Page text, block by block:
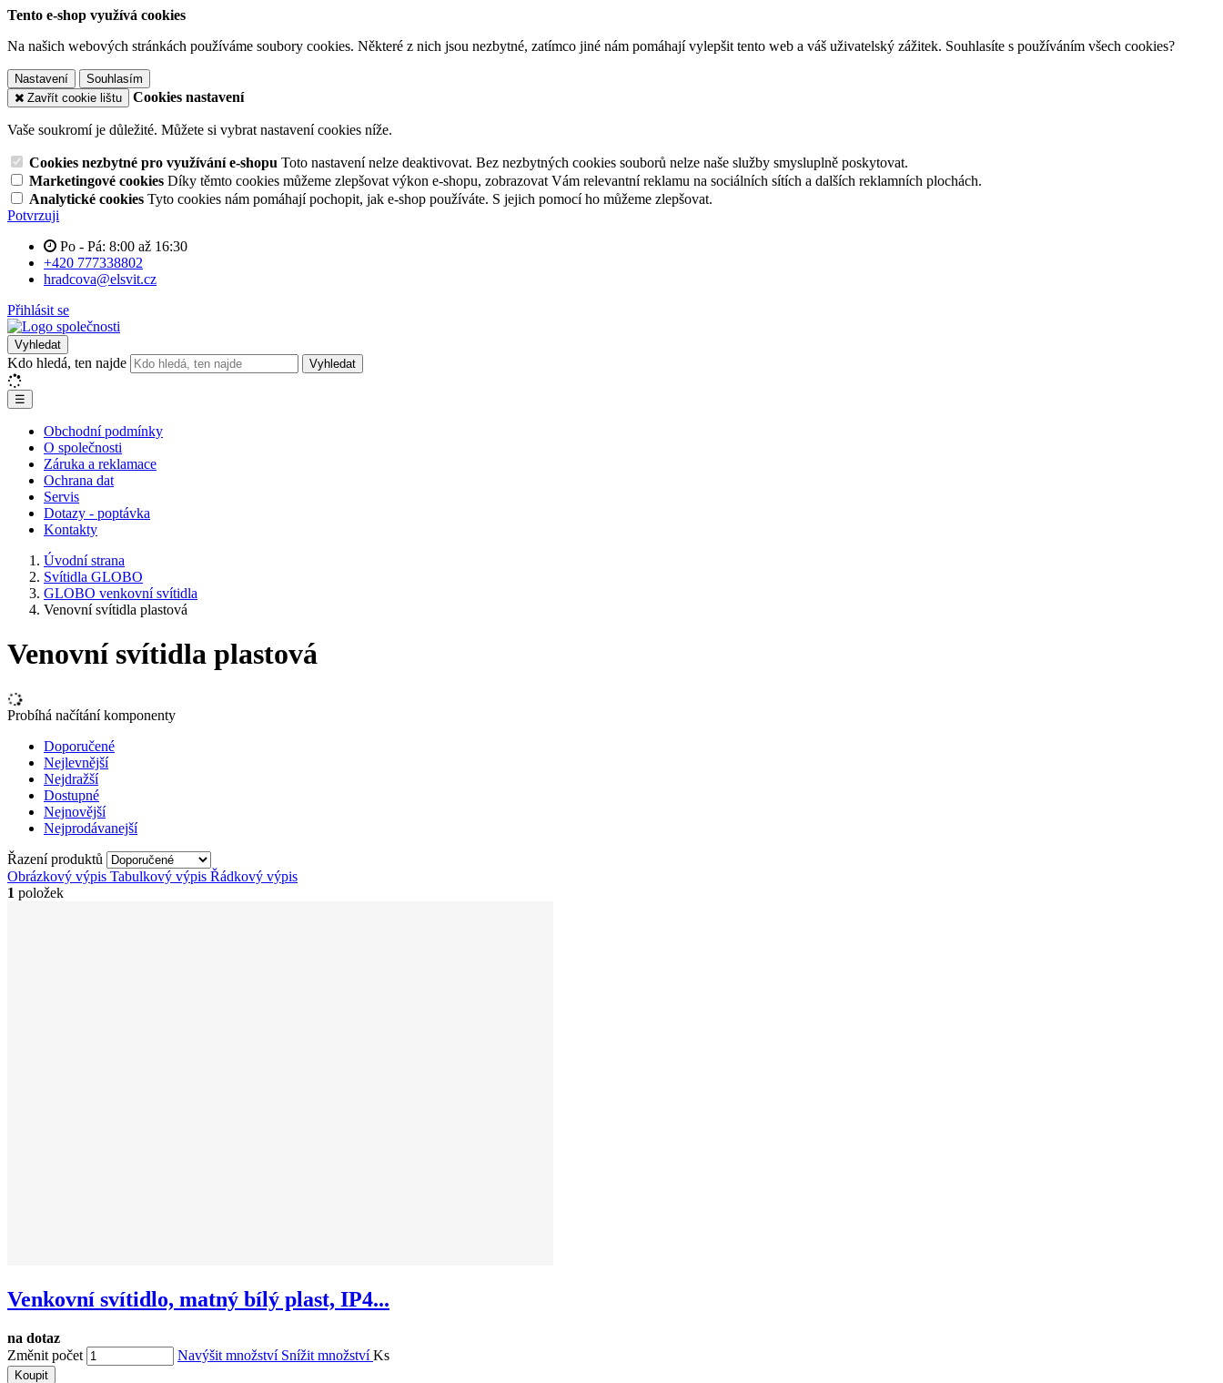
Tento e-shop využívá cookies
Na našich webových stránkách používáme soubory cookies. Některé z nich jsou nezbytné, zatímco jiné nám pomáhají vylepšit tento web a váš uživatelský zážitek. Souhlasíte s používáním všech cookies?
Nastavení
Souhlasím
Zavřít cookie lištu
Cookies nastavení
Vaše soukromí je důležité. Můžete si vybrat nastavení cookies níže.
Cookies nezbytné pro využívání e-shopu Toto nastavení nelze deaktivovat. Bez nezbytných cookies souborů nelze naše služby smysluplně poskytovat.
Marketingové cookies Díky těmto cookies můžeme zlepšovat výkon e-shopu, zobrazovat Vám relevantní reklamu na sociálních sítích a dalších reklamních plochách.
Analytické cookies Tyto cookies nám pomáhají pochopit, jak e-shop používáte. S jejich pomocí ho můžeme zlepšovat.
Potvrzuji
Po - Pá: 8:00 až 16:30
+420 777338802
hradcova@elsvit.cz
Přihlásit se
Vyhledat
Kdo hledá, ten najde Vyhledat
☰
Obchodní podmínky
O společnosti
Záruka a reklamace
Ochrana dat
Servis
Dotazy - poptávka
Kontakty
Úvodní strana
Svítidla GLOBO
GLOBO venkovní svítidla
Venovní svítidla plastová
Venovní svítidla plastová
Probíhá načítání komponenty
Doporučené
Nejlevnější
Nejdražší
Dostupné
Nejnovější
Nejprodávanejší
Řazení produktů
Obrázkový výpis Tabulkový výpis Řádkový výpis
1 položek
Venkovní svítidlo, matný bílý plast, IP4...
na dotaz
Změnit počet
Navýšit množství Snížit množstvíKs
Koupit